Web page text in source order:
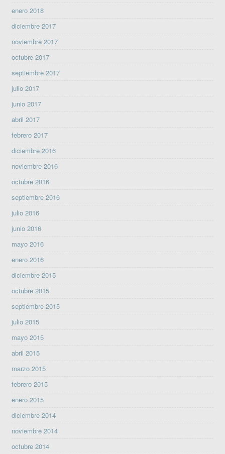
enero 2018
diciembre 2017
noviembre 2017
octubre 2017
septiembre 2017
julio 2017
junio 2017
abril 2017
febrero 2017
diciembre 2016
noviembre 2016
octubre 2016
septiembre 2016
julio 2016
junio 2016
mayo 2016
enero 2016
diciembre 2015
octubre 2015
septiembre 2015
julio 2015
mayo 2015
abril 2015
marzo 2015
febrero 2015
enero 2015
diciembre 2014
noviembre 2014
octubre 2014